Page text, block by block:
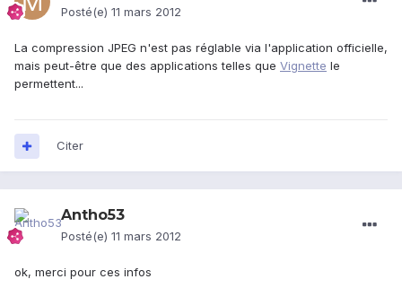
Posté(e) 11 mars 2012
La compression JPEG n'est pas réglable via l'application officielle,
mais peut-être que des applications telles que Vignette le
permettent...
Citer
Antho53
Posté(e) 11 mars 2012
ok, merci pour ces infos